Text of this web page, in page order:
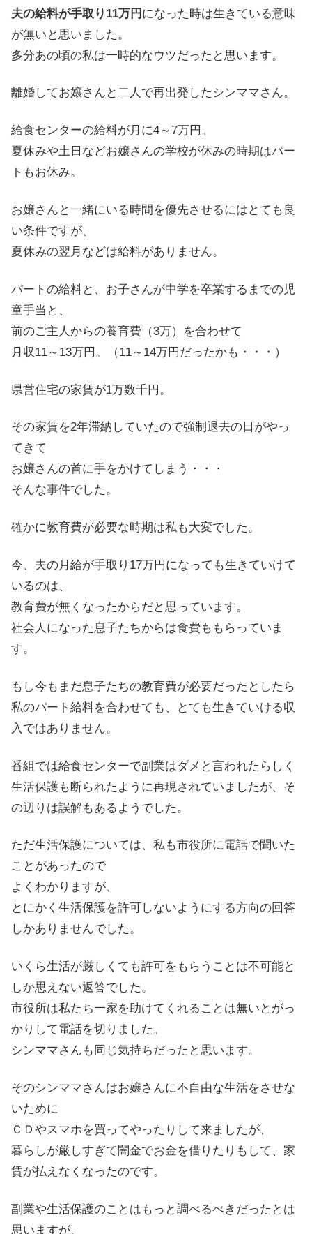
夫の給料が手取り11万円 になった時は生きている意味
が無いと思いました。
多分あの頃の私は一時的なウツだったと思います。
離婚してお嬢さんと二人で再出発したシンママさん。
給食センターの給料が月に4～7万円。
夏休みや土日などお嬢さんの学校が休みの時期はパー
トもお休み。
お嬢さんと一緒にいる時間を優先させるにはとても良
い条件ですが、
夏休みの翌月などは給料がありません。
パートの給料と、お子さんが中学を卒業するまでの児
童手当と、
前のご主人からの養育費（3万）を合わせて
月収11～13万円。（11～14万円だったかも・・・）
県営住宅の家賃が1万数千円。
その家賃を2年滞納していたので強制退去の日がやっ
てきて
お嬢さんの首に手をかけてしまう・・・
そんな事件でした。
確かに教育費が必要な時期は私も大変でした。
今、夫の月給が手取り17万円になっても生きていけて
いるのは、
教育費が無くなったからだと思っています。
社会人になった息子たちからは食費ももらっていま
す。
もし今もまだ息子たちの教育費が必要だったとしたら
私のパート給料を合わせても、とても生きていける収
入ではありません。
番組では給食センターで副業はダメと言われたらしく
生活保護も断られたように再現されていましたが、そ
の辺りは誤解もあるようでした。
ただ生活保護については、私も市役所に電話で聞いた
ことがあったので
よくわかりますが、
とにかく生活保護を許可しないようにする方向の回答
しかありませんでした。
いくら生活が厳しくても許可をもらうことは不可能と
しか思えない返答でした。
市役所は私たち一家を助けてくれることは無いとがっ
かりして電話を切りました。
シンママさんも同じ気持ちだったと思います。
そのシンママさんはお嬢さんに不自由な生活をさせな
いために
ＣＤやスマホを買ってやったりして来ましたが、
暮らしが厳しすぎて闇金でお金を借りたりもして、家
賃が払えなくなったのです。
副業や生活保護のことはもっと調べるべきだったとは
思いますが、